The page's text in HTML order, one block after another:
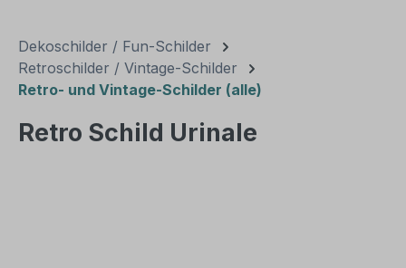
Dekoschilder / Fun-Schilder
Retroschilder / Vintage-Schilder
Retro- und Vintage-Schilder (alle)
Retro Schild Urinale